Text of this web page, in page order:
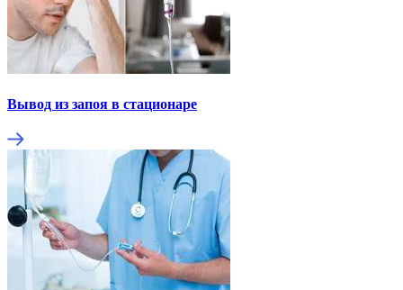
Вывод из запоя в стационаре